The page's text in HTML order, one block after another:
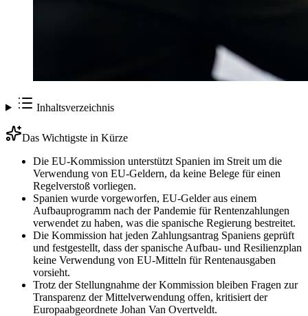
Inhaltsverzeichnis
Das Wichtigste in Kürze
Die EU-Kommission unterstützt Spanien im Streit um die
Verwendung von EU-Geldern, da keine Belege für einen
Regelverstoß vorliegen.
Spanien wurde vorgeworfen, EU-Gelder aus einem
Aufbauprogramm nach der Pandemie für Rentenzahlungen
verwendet zu haben, was die spanische Regierung bestreitet.
Die Kommission hat jeden Zahlungsantrag Spaniens geprüft
und festgestellt, dass der spanische Aufbau- und Resilienzplan
keine Verwendung von EU-Mitteln für Rentenausgaben
vorsieht.
Trotz der Stellungnahme der Kommission bleiben Fragen zur
Transparenz der Mittelverwendung offen, kritisiert der
Europaabgeordnete Johan Van Overtveldt.